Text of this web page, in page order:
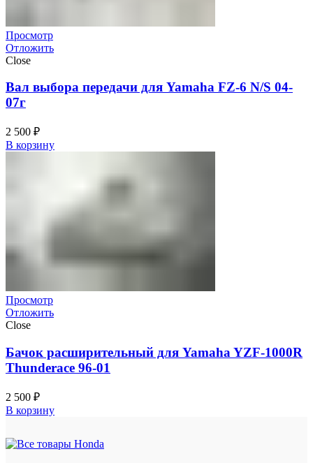
Просмотр
Отложить
Close
Вал выбора передачи для Yamaha FZ-6 N/S 04-
07г
2 500 ₽
В корзину
Просмотр
Отложить
Close
Бачок расширительный для Yamaha YZF-1000R
Thunderace 96-01
2 500 ₽
В корзину